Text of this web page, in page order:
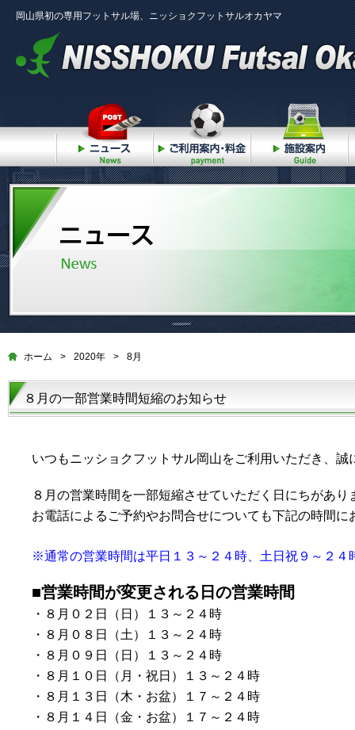
岡山県初の専用フットサル場、ニッショクフットサルオカヤマ
ニュース ご利用案内・料金
ホーム > 2020年 > 8月
８月の一部営業時間短縮のお知らせ
いつもニッショクフットサル岡山をご利用いただき、誠
８月の営業時間を一部短縮させていただく日にちがあ
お電話によるご予約やお問合せについても下記の時間に
※通常の営業時間は平日１３～２４時、土日祝９～２４
■営業時間が変更される日の営業時間
・８月０２日（日）１３～２４時
・８月０８日（土）１３～２４時
・８月０９日（日）１３～２４時
・８月１０日（月・祝日）１３～２４時
・８月１３日（木・お盆）１７～２４時
・８月１４日（金・お盆）１７～２４時